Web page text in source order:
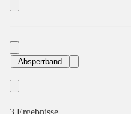
Absperrband